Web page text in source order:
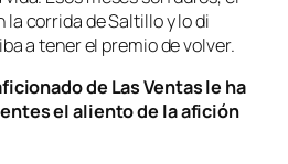
la corrida de Saltillo y lo di
a tener el premio de volver.
de Las Ventas le ha
el aliento de la afición